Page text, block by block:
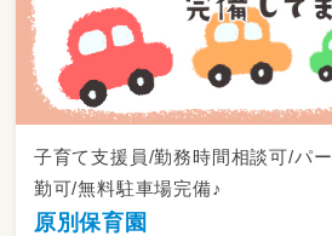
子育て支援員/勤務時間相談可/パ
勤可/無料駐車場完備♪
原別保育園